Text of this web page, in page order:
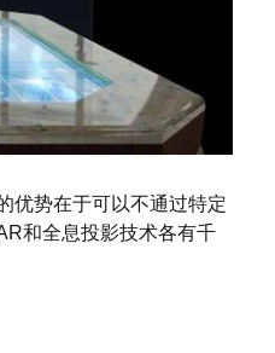
优势在于可以不通过特定
和全息投影技术各有千